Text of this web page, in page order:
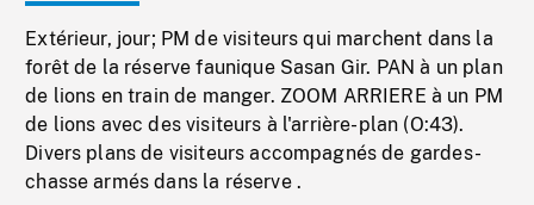
Extérieur, jour; PM de visiteurs qui marchent dans la
forêt de la réserve faunique Sasan Gir. PAN à un plan
de lions en train de manger. ZOOM ARRIERE à un PM
de lions avec des visiteurs à l'arrière-plan (O:43).
Divers plans de visiteurs accompagnés de gardes-
chasse armés dans la réserve .